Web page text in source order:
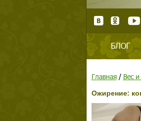
БЛОГ
Главная/ Вес
Ожирение: